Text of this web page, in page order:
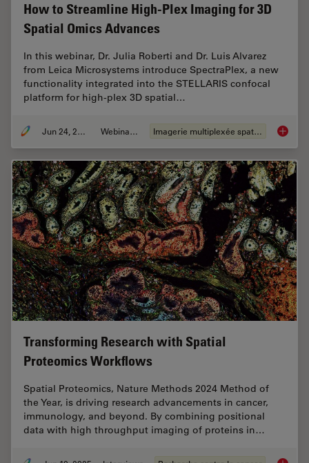
How to Streamline High-Plex Imaging for 3D
Spatial Omics Advances
In this webinar, Dr. Julia Roberti and Dr. Luis Alvarez
from Leica Microsystems introduce SpectraPlex, a new
functionality integrated into the STELLARIS confocal
platform for high-plex 3D spatial…
Jun 24, 2025 Webinaire Imagerie multiplexée spatiale How to
Transforming Research with Spatial
Proteomics Workflows
Spatial Proteomics, Nature Methods 2024 Method of
the Year, is driving research advancements in cancer,
immunology, and beyond. By combining positional
data with high throughput imaging of proteins in…